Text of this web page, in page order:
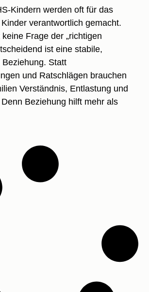
Kindern werden oft für das
verantwortlich gemacht.
Frage der „richtigen
ist eine stabile,
Statt
und Ratschlägen brauchen
Verständnis, Entlastung und
Beziehung hilft mehr als